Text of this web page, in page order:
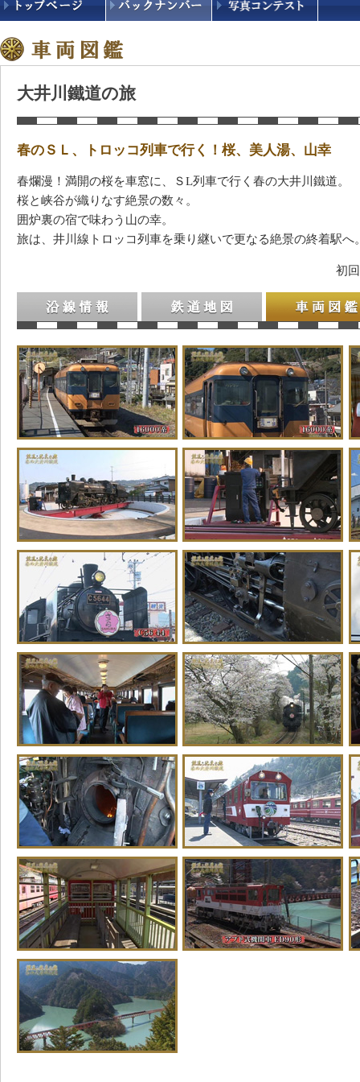
大井川鐵道の旅
春のＳＬ、トロッコ列車で行く！桜、美人湯、山幸
春爛漫！満開の桜を車窓に、ＳL列車で行く春の大井川鐵道。
桜と峡谷が織りなす絶景の数々。
囲炉裏の宿で味わう山の幸。
旅は、井川線トロッコ列車を乗り継いで更なる絶景の終着駅へ
初
沿線情報 鉄道地図 車両図鑑